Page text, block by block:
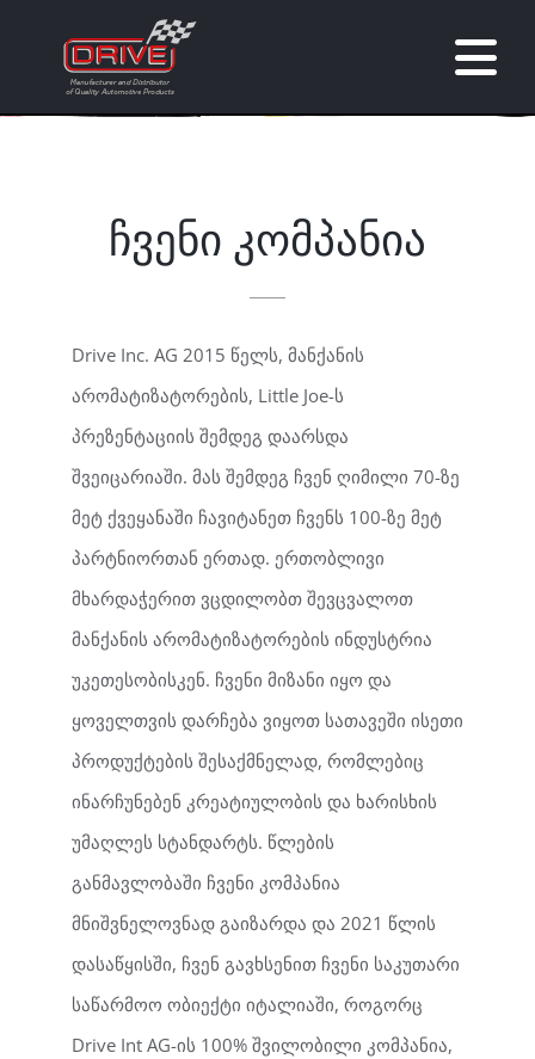
კატალოგი
კონტაქტი
ჩვენი კომპანია
Drive Inc. AG 2015 წელს, მანქანის
არომატიზატორების, Little Joe-ს
პრეზენტაციის შემდეგ დაარსდა
შვეიცარიაში. მას შემდეგ ჩვენ ღიმილი 70-ზე
მეტ ქვეყანაში ჩავიტანეთ ჩვენს 100-ზე მეტ
პარტნიორთან ერთად. ერთობლივი
მხარდაჭერით ვცდილობთ შევცვალოთ
მანქანის არომატიზატორების ინდუსტრია
უკეთესობისკენ. ჩვენი მიზანი იყო და
ყოველთვის დარჩება ვიყოთ სათავეში ისეთი
პროდუქტების შესაქმნელად, რომლებიც
ინარჩუნებენ კრეატიულობის და ხარისხის
უმაღლეს სტანდარტს. წლების
განმავლობაში ჩვენი კომპანია
მნიშვნელოვნად გაიზარდა და 2021 წლის
დასაწყისში, ჩვენ გავხსენით ჩვენი საკუთარი
საწარმოო ობიექტი იტალიაში, როგორც
Drive Int AG-ის 100% შვილობილი კომპანია,